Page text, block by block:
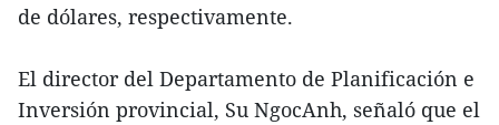
de dólares, respectivamente.
El director del Departamento de Planificación e
Inversión provincial, Su NgocAnh, señaló que el